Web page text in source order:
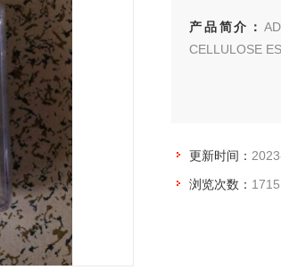
产品简介：
CELLULOSE
更新时间：
浏览次数： 1715